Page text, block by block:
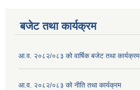
बजेट तथा कार्यक्रम
आ.व. २०८२/०८३ को वार्षिक बजेट तथा कार्यक्रम
आ.व. २०८२/०८३ को नीति तथा कार्यक्रम